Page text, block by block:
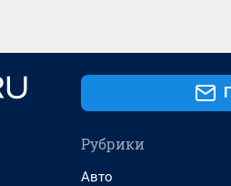
Рубрики
Авто